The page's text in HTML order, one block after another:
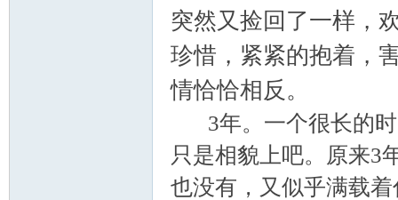
突然又捡回了一样，
珍惜，紧紧的抱着，
情恰恰相反。
3年。一个很长的时
只是相貌上吧。原来3
也没有，又似乎满载